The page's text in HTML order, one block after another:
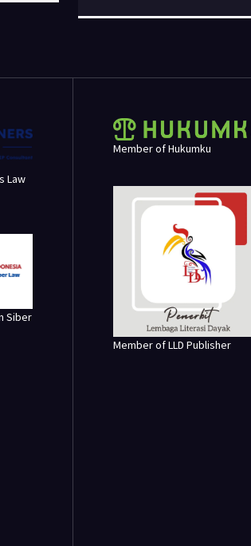
Law
Siber
Member of Hukumku
Member of LLD Publisher